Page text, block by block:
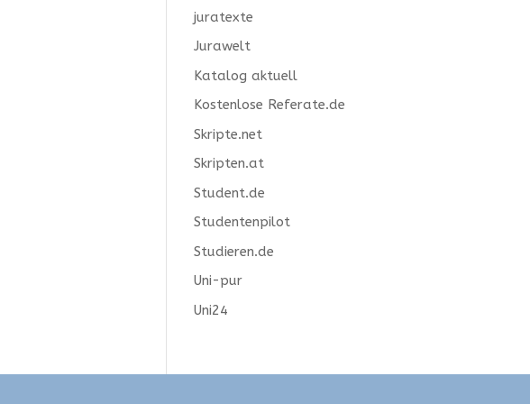
juratexte
Jurawelt
Katalog aktuell
Kostenlose Referate.de
Skripte.net
Skripten.at
Student.de
Studentenpilot
Studieren.de
Uni-pur
Uni24